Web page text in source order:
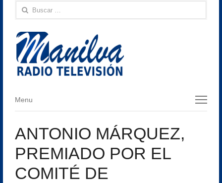
Buscar:
Menu
Menu
ANTONIO MÁRQUEZ,
PREMIADO POR EL
COMITÉ DE